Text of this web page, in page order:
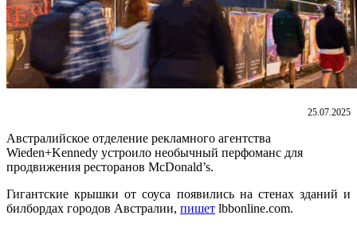
25.07.2025
Австралийское отделение рекламного агентства
Wieden+Kennedy устроило необычный перфоманс для
продвижения ресторанов McDonald’s.
Гигантские крышки от соуса появились на стенах зданий и
билбордах городов Австралии, пишет lbbonline.com.